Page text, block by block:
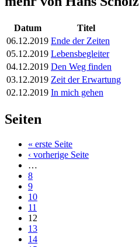
Datum
Titel
06.12.2019 Ende der Zeiten
05.12.2019 Lebensbegleiter
04.12.2019 Den Weg finden
03.12.2019 Zeit der Erwartung
02.12.2019 In mich gehen
Seiten
« erste Seite
‹ vorherige Seite
…
8
9
10
11
12
13
14